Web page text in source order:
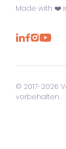
Made with ❤️
© 2017-2026
vorbehalten.